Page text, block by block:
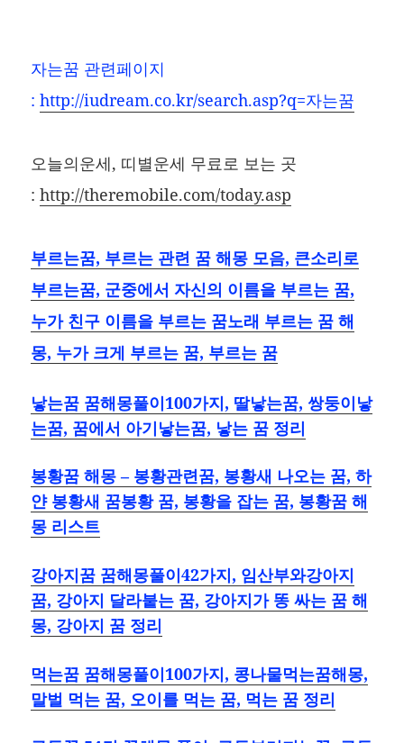
자는꿈 관련페이지
:http://iudream.co.kr/search.asp?q=자는꿈
오늘의운세, 띠별운세 무료로 보는 곳
:http://theremobile.com/today.asp
부르는꿈, 부르는 관련 꿈 해몽 모음, 큰소리로
부르는꿈, 군중에서 자신의 이름을 부르는 꿈,
누가 친구 이름을 부르는 꿈노래 부르는 꿈 해
몽, 누가 크게 부르는 꿈, 부르는 꿈
낳는꿈 꿈해몽풀이100가지, 딸낳는꿈, 쌍둥이낳
는꿈, 꿈에서 아기낳는꿈, 낳는 꿈 정리
봉황꿈 해몽 – 봉황관련꿈, 봉황새 나오는 꿈, 하
얀 봉황새 꿈봉황 꿈, 봉황을 잡는 꿈, 봉황꿈 해
몽 리스트
강아지꿈 꿈해몽풀이42가지, 임산부와강아지
꿈, 강아지 달라붙는 꿈, 강아지가 똥 싸는 꿈 해
몽, 강아지 꿈 정리
먹는꿈 꿈해몽풀이100가지, 콩나물먹는꿈해몽,
말벌 먹는 꿈, 오이를 먹는 꿈, 먹는 꿈 정리